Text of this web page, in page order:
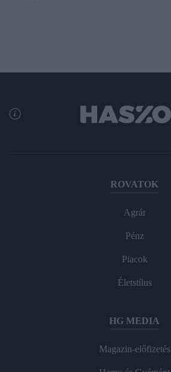
ROVATOK
Agrár
Pénz
Piacok
Életstílus
HG MEDIA
Magazin-előfizetés